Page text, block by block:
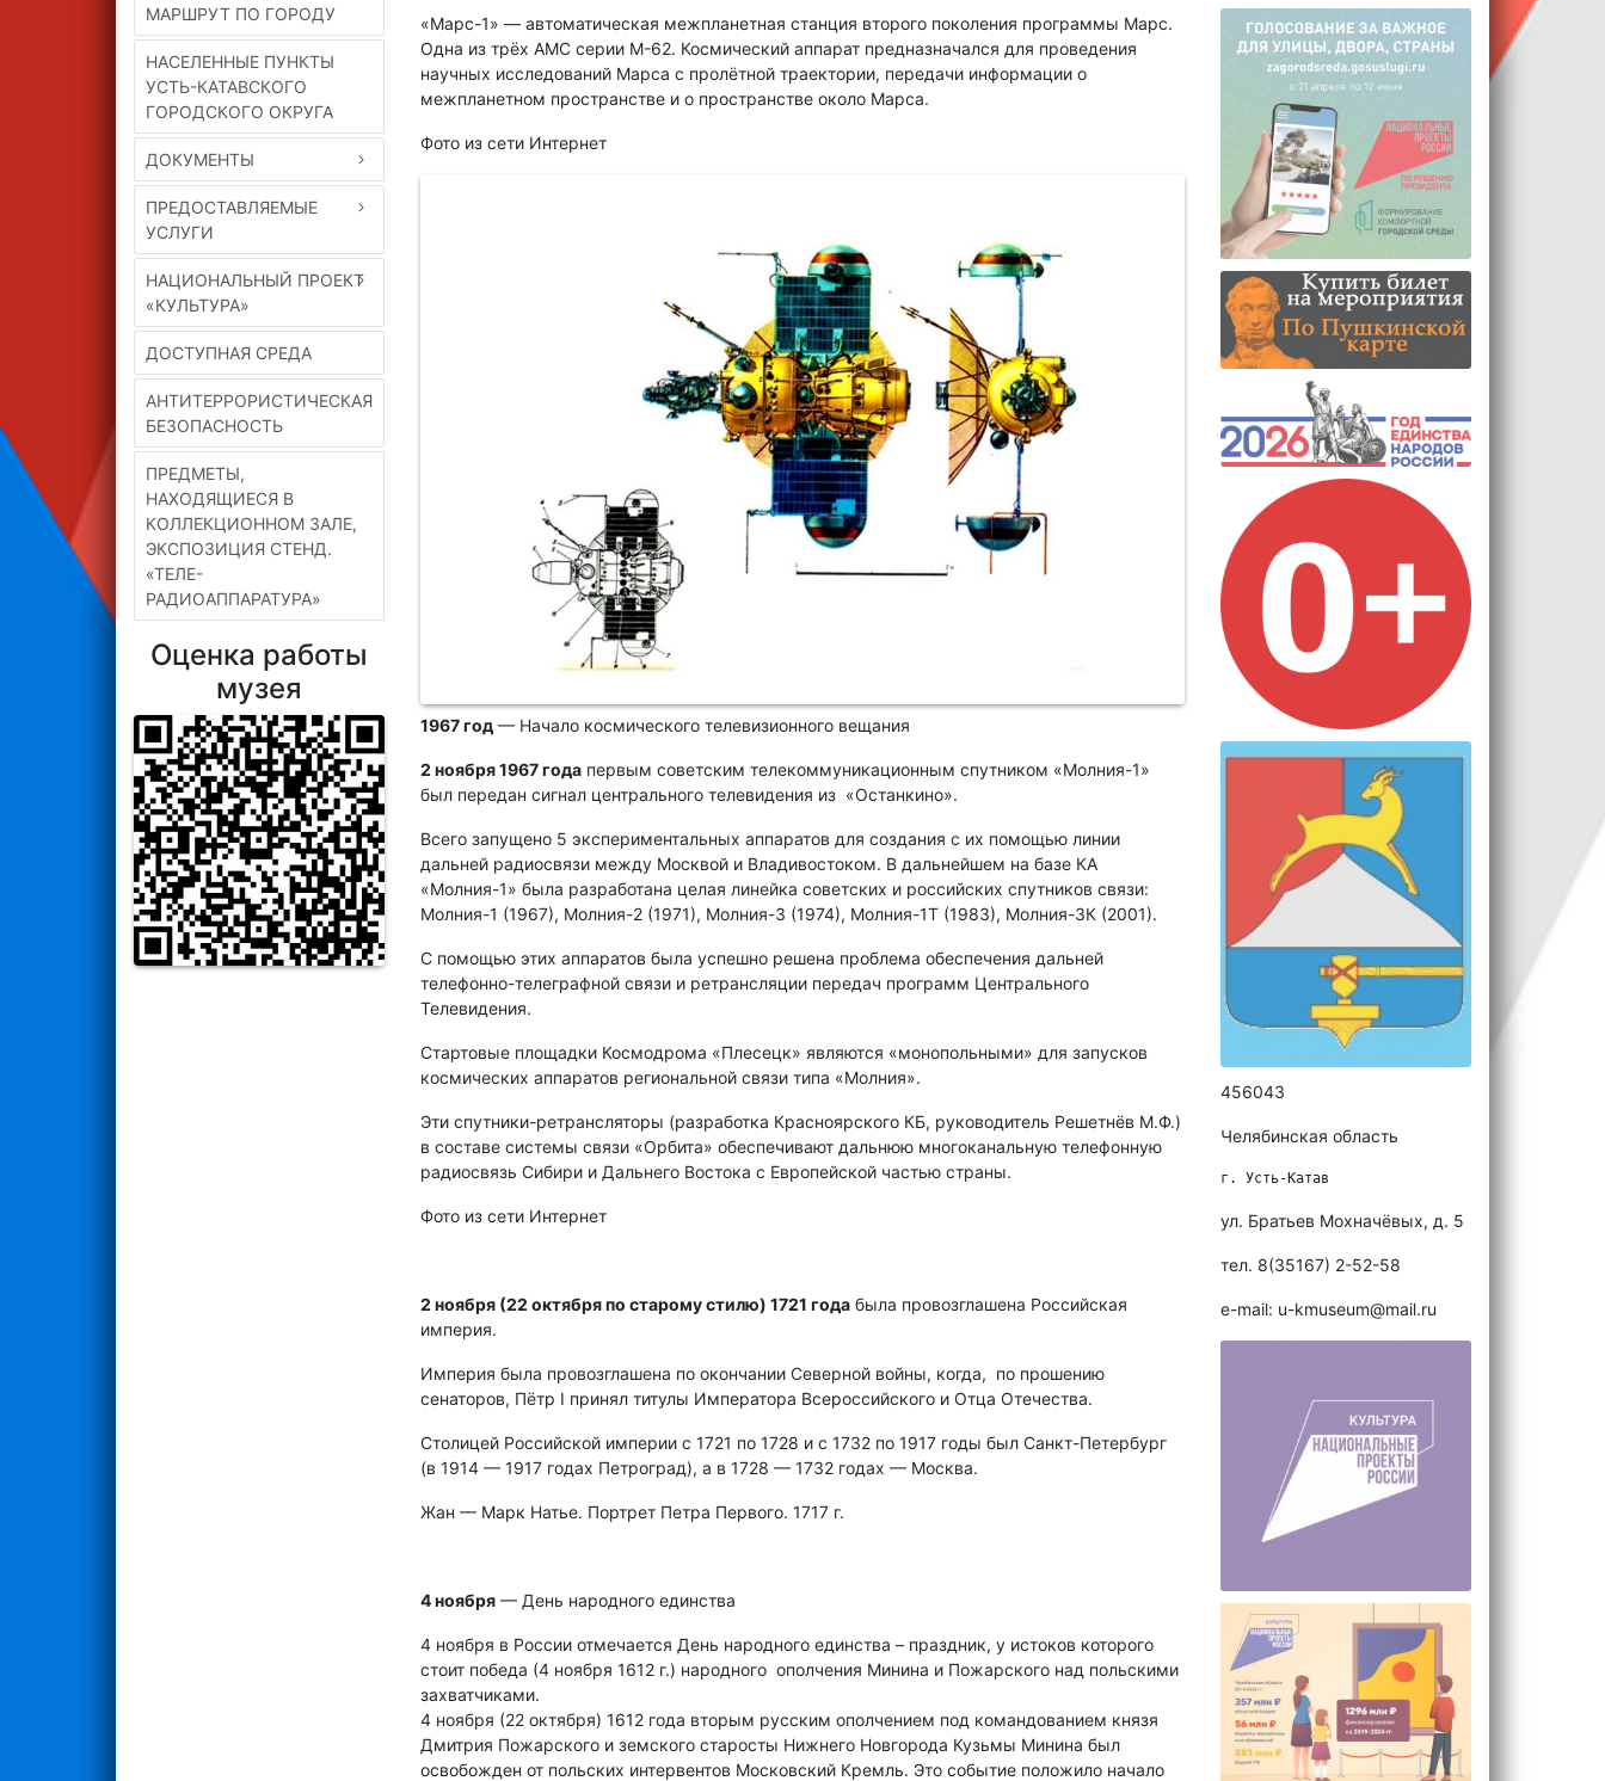
МАРШРУТ ПО ГОРОДУ
НАСЕЛЕННЫЕ ПУНКТЫ
УСТЬ-КАТАВСКОГО
ГОРОДСКОГО ОКРУГА
ДОКУМЕНТЫ
ПРЕДОСТАВЛЯЕМЫЕ
УСЛУГИ
НАЦИОНАЛЬНЫЙ ПРОЕКТ
«КУЛЬТУРА»
ДОСТУПНАЯ СРЕДА
АНТИТЕРРОРИСТИЧЕСКАЯ
БЕЗОПАСНОСТЬ
ПРЕДМЕТЫ,
НАХОДЯЩИЕСЯ В
КОЛЛЕКЦИОННОМ ЗАЛЕ,
ЭКСПОЗИЦИЯ СТЕНД.
«ТЕЛЕ-
РАДИОАППАРАТУРА»
Оценка работы
музея
«Марс-1» — автоматическая межпланетная станция второго поколения программы Марс.
Одна из трёх АМС серии М-62. Космический аппарат предназначался для проведения
научных исследований Марса с пролётной траектории, передачи информации о
межпланетном пространстве и о пространстве около Марса.
Фото из сети Интернет
1967 год— Начало космического телевизионного вещания
2 ноября 1967 годапервым советским телекоммуникационным спутником «Молния-1»
был передан сигнал центрального телевидения из «Останкино».
Всего запущено 5 экспериментальных аппаратов для создания с их помощью линии
дальней радиосвязи между Москвой и Владивостоком. В дальнейшем на базе КА
«Молния-1» была разработана целая линейка советских и российских спутников связи:
Молния-1 (1967), Молния-2 (1971), Молния-3 (1974), Молния-1Т (1983), Молния-3К (2001).
С помощью этих аппаратов была успешно решена проблема обеспечения дальней
телефонно-телеграфной связи и ретрансляции передач программ Центрального
Телевидения.
Стартовые площадки Космодрома «Плесецк» являются «монопольными» для запусков
космических аппаратов региональной связи типа «Молния».
Эти спутники-ретрансляторы (разработка Красноярского КБ, руководитель Решетнёв М.Ф.)
в составе системы связи «Орбита» обеспечивают дальнюю многоканальную телефонную
радиосвязь Сибири и Дальнего Востока с Европейской частью страны.
Фото из сети Интернет
2 ноября (22 октября по старому стилю) 1721 годабыла провозглашена Российская
империя.
Империя была провозглашена по окончании Северной войны, когда, по прошению
сенаторов, Пётр I принял титулы Императора Всероссийского и Отца Отечества.
Столицей Российской империи с 1721 по 1728 и с 1732 по 1917 годы был Санкт-Петербург
(в 1914 — 1917 годах Петроград), а в 1728 — 1732 годах — Москва.
Жан — Марк Натье. Портрет Петра Первого. 1717 г.
4 ноября— День народного единства
4 ноября в России отмечается День народного единства – праздник, у истоков которого
стоит победа (4 ноября 1612 г.) народного ополчения Минина и Пожарского над польскими
захватчиками.
4 ноября (22 октября) 1612 года вторым русским ополчением под командованием князя
Дмитрия Пожарского и земского старосты Нижнего Новгорода Кузьмы Минина был
освобожден от польских интервентов Московский Кремль. Это событие положило начало
456043
Челябинская область
г. Усть-Катав
ул. Братьев Мохначёвых, д. 5
тел. 8(35167) 2-52-58
e-mail: u-kmuseum@mail.ru